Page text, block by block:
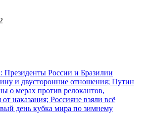
Президенты России и Бразилии
и двусторонние отношения; Путин
о мерах против релокантов,
наказания; Россияне взяли всё
день кубка мира по зимнему